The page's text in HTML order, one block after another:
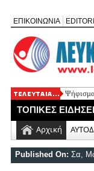
ΕΠΙΚΟΙΝΩΝΙΑ
Ψήφισμα
Η
Θεία
ΤΟΠΙΚΕΣ
Αρχική
Published On: Σα,